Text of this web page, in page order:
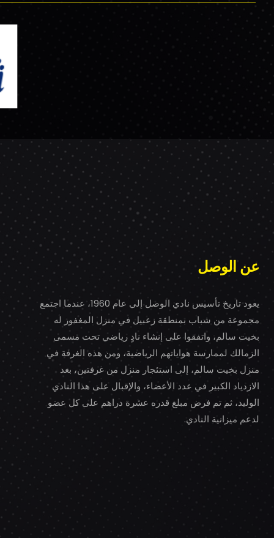
عن الوصل
يعود تاريخ تأسيس نادي الوصل إلى عام 1960، عندما اجتمع
مجموعة من شباب بمنطقة زعبيل في منزل المغفور له
بخيت سالم، واتفقوا على إنشاء نادٍ رياضي تحت مسمى
الزمالك لممارسة هواياتهم الرياضية، ومن هذه الغرفة في
منزل بخيت سالم، إلى استئجار منزل من غرفتين، بعد
الازدياد الكبير في عدد الأعضاء، والإقبال على هذا النادي
الوليد، ثم تم فرض مبلغ قدره عشرة دراهم على كل عضو
لدعم ميزانية النادي.